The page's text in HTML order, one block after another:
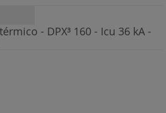
- DPX³ 160 - Icu 36 kA -